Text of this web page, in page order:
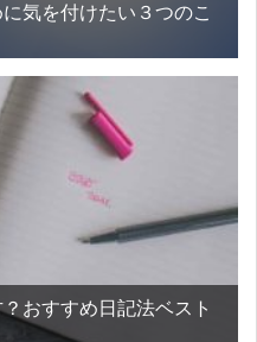
気を付けたい３つのこ
おすすめ日記法ベスト